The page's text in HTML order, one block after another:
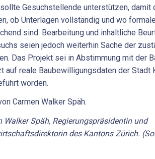
Gesuchstellende unterstützen,
ob Unterlagen vollständig und wo
sind. Bearbeitung und inhaltliche
seien jedoch weiterhin Sache der
Das Projekt sei in Abstimmung mit der
auf reale Baubewilligungsdaten der Stadt
worden.
Walker Späh, Regierungspräsidentin und
des Kantons Zürich.